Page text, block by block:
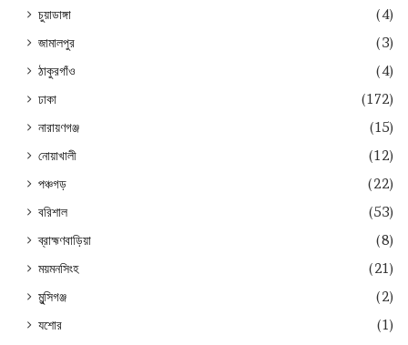
চুয়াডাঙ্গা
(4)
জামালপুর
(3)
ঠাকুরগাঁও
(4)
ঢাকা
(172)
নারায়ণগঞ্জ
(15)
নোয়াখালী
(12)
পঞ্চগড়
(22)
বরিশাল
(53)
ব্রাহ্মণবাড়িয়া
(8)
ময়মনসিংহ
(21)
মুন্সিগঞ্জ
(2)
যশোর
(1)